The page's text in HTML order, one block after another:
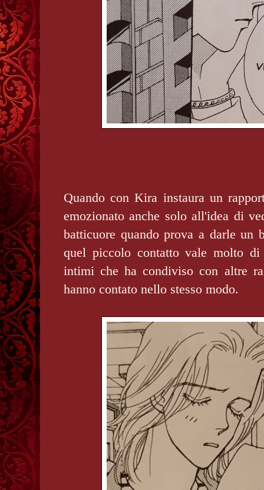
Quando con Kira instaura un
emozionato anche solo all'idea di
batticuore quando prova a darle un
quel piccolo contatto vale molto
intimi che ha condiviso con altre
hanno contato nello stesso modo.